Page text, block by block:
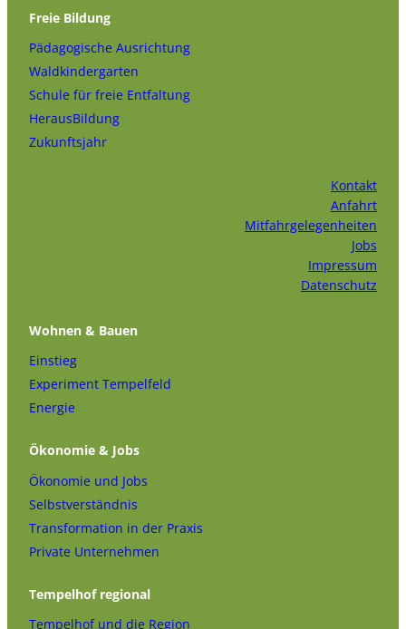
Freie Bildung
Pädagogische Ausrichtung
Waldkindergarten
Schule für freie Entfaltung
HerausBildung
Zukunftsjahr
Kontakt
Anfahrt
Mitfahrgelegenheiten
Jobs
Impressum
Datenschutz
Wohnen & Bauen
Einstieg
Experiment Tempelfeld
Energie
Ökonomie & Jobs
Ökonomie und Jobs
Selbstverständnis
Transformation in der Praxis
Private Unternehmen
Tempelhof regional
Tempelhof und die Region